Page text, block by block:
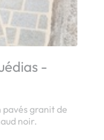
-
granit de
noir.